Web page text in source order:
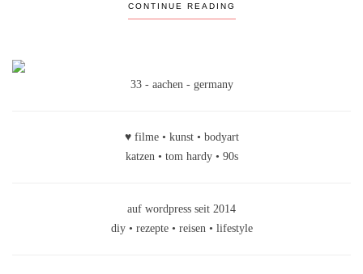
CONTINUE READING
33 - aachen - germany
♥ filme • kunst • bodyart
katzen • tom hardy • 90s
auf wordpress seit 2014
diy • rezepte • reisen • lifestyle